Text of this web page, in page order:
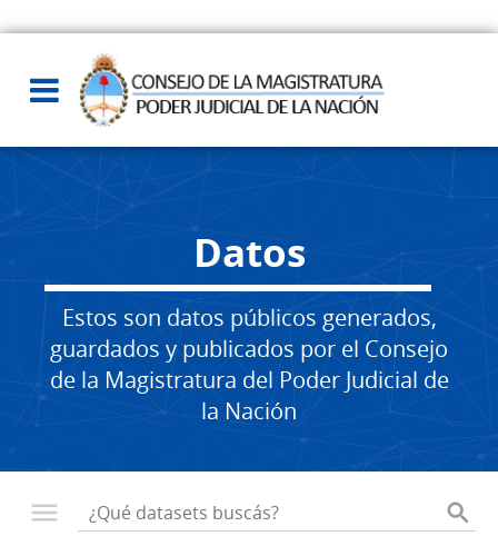
Datos
Estos son datos públicos generados,
guardados y publicados por el Consejo
de la Magistratura del Poder Judicial de
la Nación